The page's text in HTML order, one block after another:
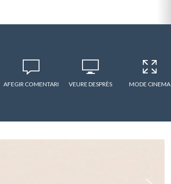
AFEGIR COMENTARI VEURE DESPRÈS MODE CINEMA